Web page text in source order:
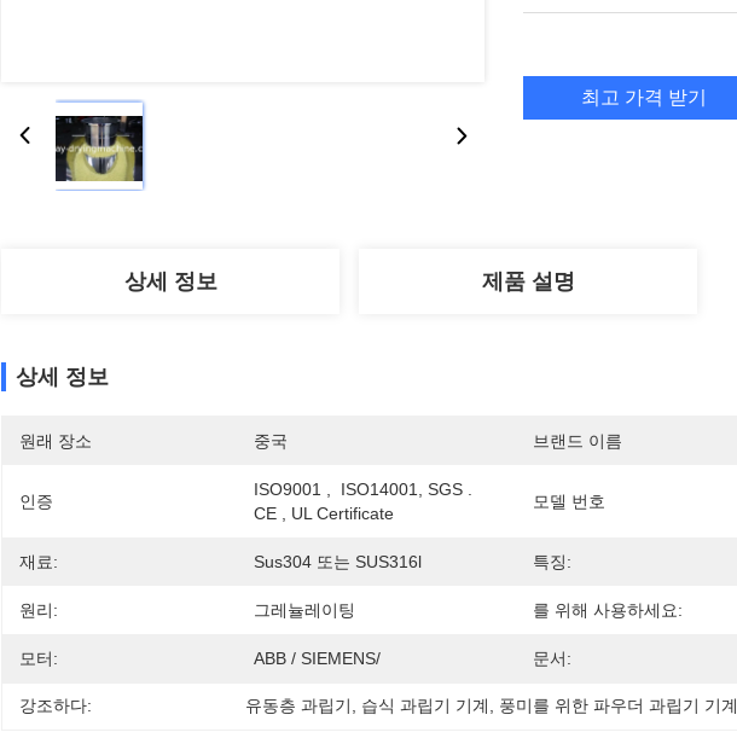
최고 가격 받기
상세 정보 제품 설명
상세 정보
원래 장소 중국 브랜드 이름
인증
ISO9001 ,  ISO14001, SGS .
CE , UL Certificate
모델 번호
재료: Sus304 또는 SUS316l 특징:
원리: 그레뉼레이팅 를 위해 사용하세요:
모터: ABB / SIEMENS/ 문서:
강조하다: 유동층 과립기 습식 과립기 기계 풍미를 위한 파우더 과립기 기계